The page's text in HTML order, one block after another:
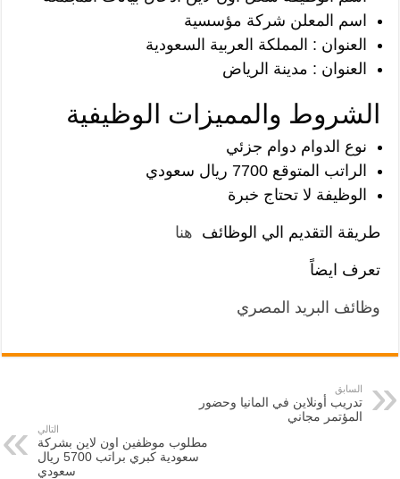
اسم المعلن شركة مؤسسية
العنوان : المملكة العربية السعودية
العنوان : مدينة الرياض
الشروط والمميزات الوظيفية
نوع الدوام دوام جزئي
الراتب المتوقع 7700 ريال سعودي
الوظيفة لا تحتاج خبرة
طريقة التقديم الي الوظائف هنا
تعرف ايضاً
وظائف البريد المصري
السابق
تدريب أونلاين في المانيا وحضور
المؤتمر مجاني
التالي
مطلوب موظفين اون لاين بشركة
سعودية كبري براتب 5700 ريال
سعودي